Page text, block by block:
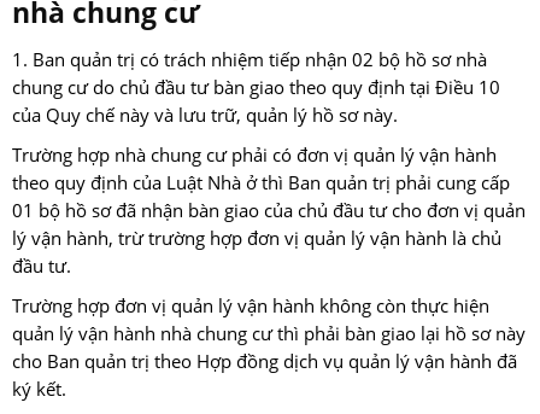
nhà chung cư
1. Ban quản trị có trách nhiệm tiếp nhận 02 bộ hồ sơ nhà
chung cư do chủ đầu tư bàn giao theo quy định tại Điều 10
của Quy chế này và lưu trữ, quản lý hồ sơ này.
Trường hợp nhà chung cư phải có đơn vị quản lý vận hành
theo quy định của Luật Nhà ở thì Ban quản trị phải cung cấp
01 bộ hồ sơ đã nhận bàn giao của chủ đầu tư cho đơn vị quản
lý vận hành, trừ trường hợp đơn vị quản lý vận hành là chủ
đầu tư.
Trường hợp đơn vị quản lý vận hành không còn thực hiện
quản lý vận hành nhà chung cư thì phải bàn giao lại hồ sơ này
cho Ban quản trị theo Hợp đồng dịch vụ quản lý vận hành đã
ký kết.